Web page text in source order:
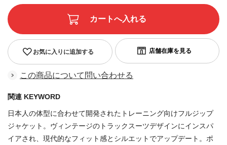
お気に入りに追加する
この商品について問い合わせる
関連 KEYWORD
日本人の体型に合わせて開発されたトレーニング向けフルジップ
ジャケット。ヴィンテージのトラックスーツデザインにインスパ
イアされ、現代的なフィット感とシルエットでアップデート。ポ